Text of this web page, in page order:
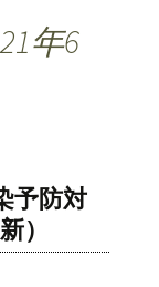
年6
予防対
）